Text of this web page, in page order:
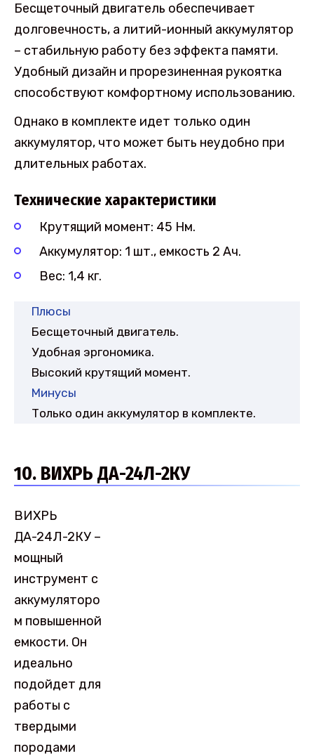
Бесщеточный двигатель обеспечивает
долговечность, а литий-ионный аккумулятор
– стабильную работу без эффекта памяти.
Удобный дизайн и прорезиненная рукоятка
способствуют комфортному использованию.
Однако в комплекте идет только один
аккумулятор, что может быть неудобно при
длительных работах.
Технические характеристики
Крутящий момент: 45 Нм.
Аккумулятор: 1 шт., емкость 2 Ач.
Вес: 1,4 кг.
Плюсы
Бесщеточный двигатель.
Удобная эргономика.
Высокий крутящий момент.
Минусы
Только один аккумулятор в комплекте.
10. ВИХРЬ ДА-24Л-2КУ
ВИХРЬ
ДА-24Л-2КУ –
мощный
инструмент с
аккумуляторо
м повышенной
емкости. Он
идеально
подойдет для
работы с
твердыми
породами